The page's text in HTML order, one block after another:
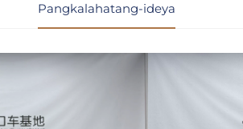
Pangkalahatang-ideya